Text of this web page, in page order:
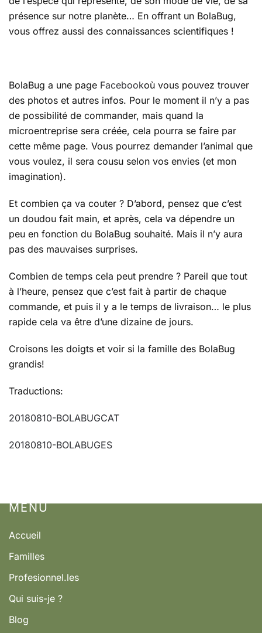
présence sur notre planète… En offrant un BolaBug,
vous offrez aussi des connaissances scientifiques !
BolaBug a une page Facebookoù vous pouvez trouver
des photos et autres infos. Pour le moment il n’y a pas
de possibilité de commander, mais quand la
microentreprise sera créée, cela pourra se faire par
cette même page. Vous pourrez demander l’animal que
vous voulez, il sera cousu selon vos envies (et mon
imagination).
Et combien ça va couter ? D’abord, pensez que c’est
un doudou fait main, et après, cela va dépendre un
peu en fonction du BolaBug souhaité. Mais il n’y aura
pas des mauvaises surprises.
Combien de temps cela peut prendre ? Pareil que tout
à l’heure, pensez que c’est fait à partir de chaque
commande, et puis il y a le temps de livraison… le plus
rapide cela va être d’une dizaine de jours.
Croisons les doigts et voir si la famille des BolaBug
grandis!
Traductions:
20180810-BOLABUGCAT
20180810-BOLABUGES
MENÚ
Accueil
Familles
Profesionnel.les
Qui suis-je ?
Blog